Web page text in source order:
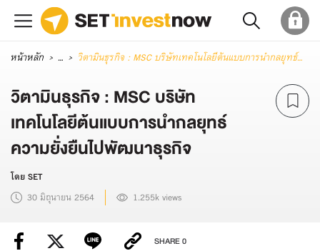
หน้าหลัก ... วิตามินธุรกิจ : MSC บริษัทเทคโนโลยีต้นแบบการนำกลยุทธ์ความยั่งยืนไปพัฒนาธุรกิจ
วิตามินธุรกิจ : MSC บริษัท
เทคโนโลยีต้นแบบการนำกลยุทธ์
ความยั่งยืนไปพัฒนาธุรกิจ
โดย SET
30 มิถุนายน 2564
1.255k views
SHARE0